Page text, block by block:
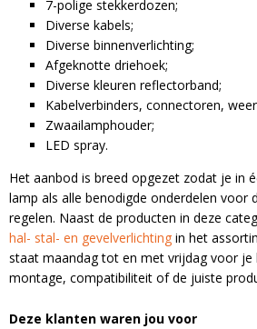
7-polige stekkerdozen;
Diverse kabels;
Diverse binnenverlichting;
Afgeknotte driehoek;
Diverse kleuren reflectorband;
Kabelverbinders, connectoren,
Zwaailamphouder;
LED spray.
Het aanbod is breed opgezet zodat je in
lamp als alle benodigde onderdelen voor
regelen. Naast de producten in deze
hal- stal- en gevelverlichting in het
staat maandag tot en met vrijdag voor je
montage, compatibiliteit of de juiste
Deze klanten waren jou voor